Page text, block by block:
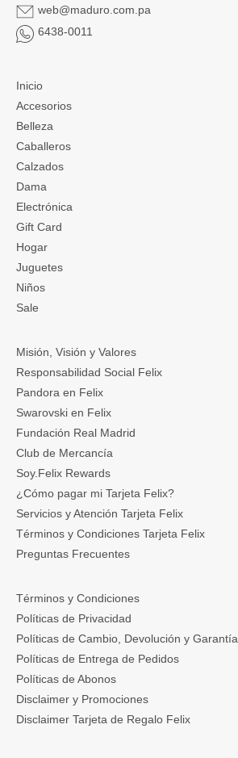
web@maduro.com.pa
6438-0011
Inicio
Accesorios
Belleza
Caballeros
Calzados
Dama
Electrónica
Gift Card
Hogar
Juguetes
Niños
Sale
Misión, Visión y Valores
Responsabilidad Social Felix
Pandora en Felix
Swarovski en Felix
Fundación Real Madrid
Club de Mercancía
Soy.Felix Rewards
¿Cómo pagar mi Tarjeta Felix?
Servicios y Atención Tarjeta Felix
Términos y Condiciones Tarjeta Felix
Preguntas Frecuentes
Términos y Condiciones
Políticas de Privacidad
Políticas de Cambio, Devolución y Garantía
Políticas de Entrega de Pedidos
Políticas de Abonos
Disclaimer y Promociones
Disclaimer Tarjeta de Regalo Felix